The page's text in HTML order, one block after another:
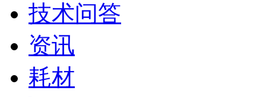
技术问答
资讯
耗材